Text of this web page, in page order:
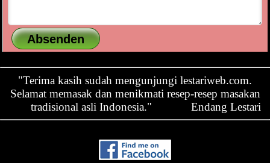
"Terima kasih sudah mengunjungi lestariweb.com.
Selamat memasak dan menikmati resep-resep masakan
tradisional asli Indonesia."
Endang Lestari